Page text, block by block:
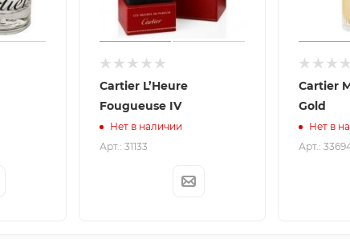
Cartier L’Heure
Fougueuse IV
Нет в наличии
Арт.: 31133
Cartier
Gold
Нет в
Арт.: